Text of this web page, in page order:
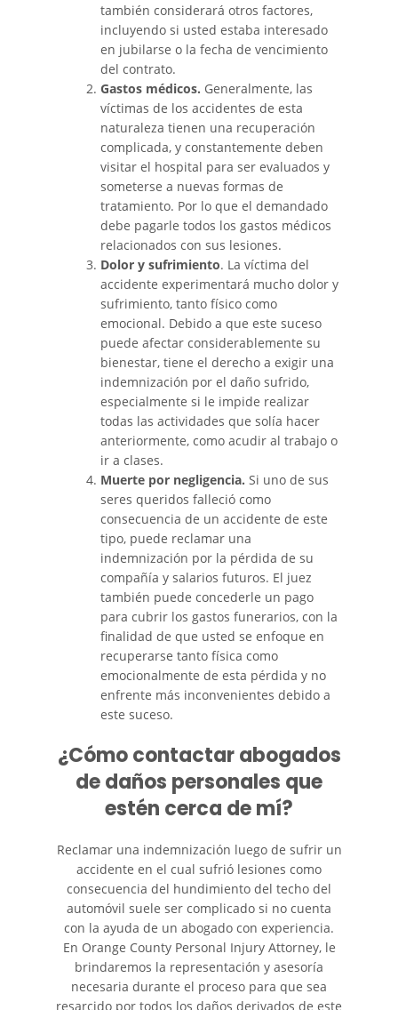
también considerará otros factores,
incluyendo si usted estaba interesado
en jubilarse o la fecha de vencimiento
del contrato.
Gastos médicos. Generalmente, las
víctimas de los accidentes de esta
naturaleza tienen una recuperación
complicada, y constantemente deben
visitar el hospital para ser evaluados y
someterse a nuevas formas de
tratamiento. Por lo que el demandado
debe pagarle todos los gastos médicos
relacionados con sus lesiones.
Dolor y sufrimiento. La víctima del
accidente experimentará mucho dolor y
sufrimiento, tanto físico como
emocional. Debido a que este suceso
puede afectar considerablemente su
bienestar, tiene el derecho a exigir una
indemnización por el daño sufrido,
especialmente si le impide realizar
todas las actividades que solía hacer
anteriormente, como acudir al trabajo o
ir a clases.
Muerte por negligencia. Si uno de sus
seres queridos falleció como
consecuencia de un accidente de este
tipo, puede reclamar una
indemnización por la pérdida de su
compañía y salarios futuros. El juez
también puede concederle un pago
para cubrir los gastos funerarios, con la
finalidad de que usted se enfoque en
recuperarse tanto física como
emocionalmente de esta pérdida y no
enfrente más inconvenientes debido a
este suceso.
¿Cómo contactar abogados
de daños personales que
estén cerca de mí?
Reclamar una indemnización luego de sufrir un
accidente en el cual sufrió lesiones como
consecuencia del hundimiento del techo del
automóvil suele ser complicado si no cuenta
con la ayuda de un abogado con experiencia.
En Orange County Personal Injury Attorney, le
brindaremos la representación y asesoría
necesaria durante el proceso para que sea
resarcido por todos los daños derivados de este